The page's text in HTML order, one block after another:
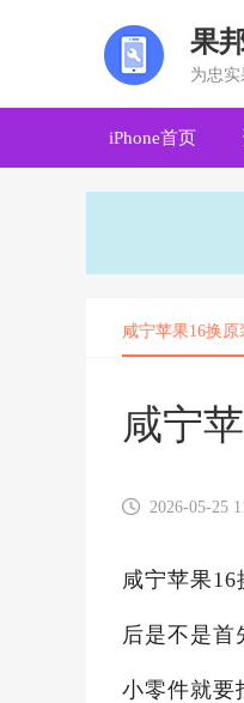
果
为忠
iPhone首页
咸宁苹果16换
咸宁
2026-05-25
咸宁苹果
后是不是首
小零件就要